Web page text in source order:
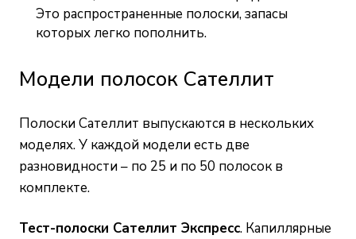
Это распространенные полоски, запасы
которых легко пополнить.
Модели полосок Сателлит
Полоски Сателлит выпускаются в нескольких
моделях. У каждой модели есть две
разновидности – по 25 и по 50 полосок в
комплекте.
Тест-полоски Сателлит Экспресс. Капиллярные